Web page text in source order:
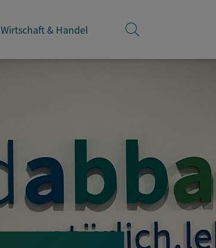
Wirtschaft & Handel